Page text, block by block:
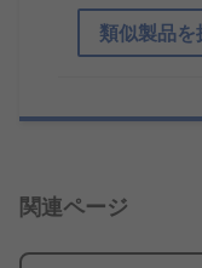
類似製品を
関連ページ